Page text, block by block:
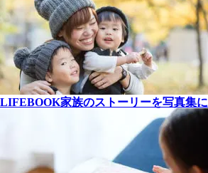
LIFEBOOK家族のストーリーを写真集に